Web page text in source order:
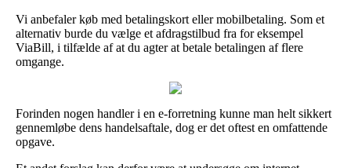
Vi anbefaler køb med betalingskort eller mobilbetaling. Som et
alternativ burde du vælge et afdragstilbud fra for eksempel
ViaBill, i tilfælde af at du agter at betale betalingen af flere
omgange.
Forinden nogen handler i en e-forretning kunne man helt sikkert
gennemløbe dens handelsaftale, dog er det oftest en omfattende
opgave.